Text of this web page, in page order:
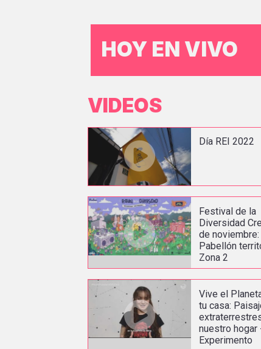
HOY EN VIVO
VIDEOS
Día REI 2022
Festival de la
Diversidad
de noviembre:
Pabellón
Zona 2
Vive el
tu casa:
nuestro hogar
Experimento